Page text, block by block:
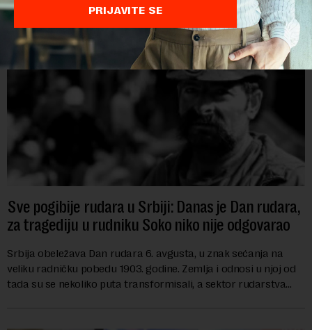
Sve pogibije rudara u Srbiji: Danas je Dan rudara,
za tragediju u rudniku Soko niko nije odgovarao
Srbija obeležava Dan rudara 6. avgusta, u znak sećanja na
veliku radničku pobedu 1903. godine. Zemlja i odnosi u njoj od
tada su se nekoliko puta transformisali, a sektor rudarstva
PRIJAVITE SE